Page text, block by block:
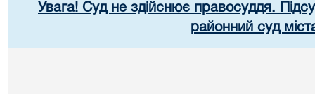
Увага! Суд не здійснює правосуддя.
районний суд